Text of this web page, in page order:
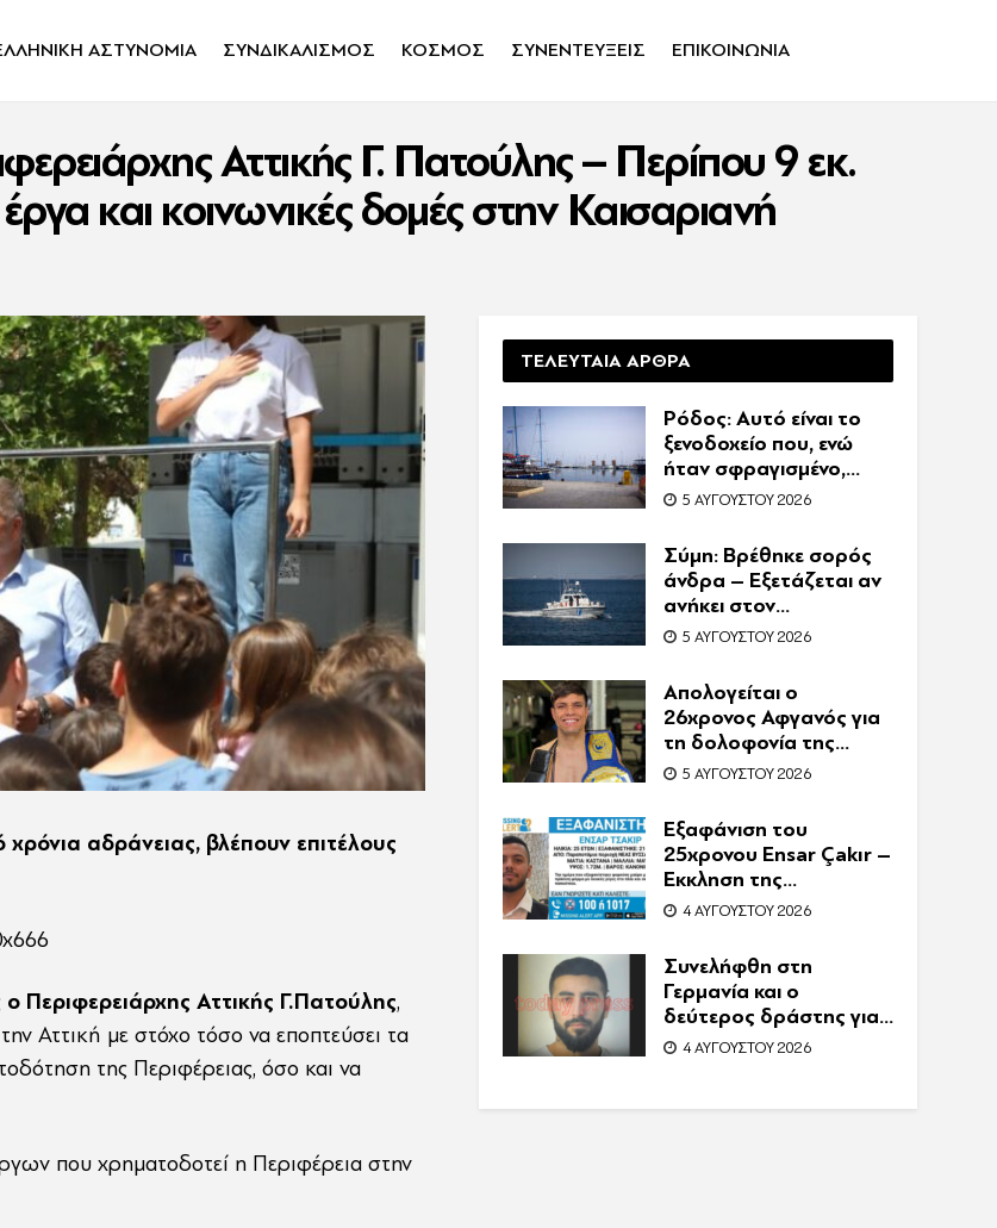
ΑΣΤΥΝΟΜΙΑ ΣΥΝΔΙΚΑΛΙΣΜΟΣ ΚΟΣΜΟΣ ΣΥΝΕΝΤΕΥΞΕΙΣ ΕΠΙΚΟΙΝΩΝΙΑ
Αττικής Γ. Πατούλης – Περίπου 9 εκ.
και κοινωνικές δομές στην Καισαριανή
αδράνειας, βλέπουν επιτέλους
ο Περιφερειάρχης Αττικής Γ.Πατούλης,
Αττική με στόχο τόσο να εποπτεύσει τα
της Περιφέρειας, όσο και να
που χρηματοδοτεί η Περιφέρεια στην
ΤΕΛΕΥΤΑΙΑ ΑΡΘΡΑ
Ρόδος: Αυτό είναι το
ξενοδοχείο που, ενώ
ήταν σφραγισμένο,
λειτουργούσε κανονικά
Συνελήφθη η
συνιδιοκτήτρια
5 ΑΥΓΟΎΣΤΟΥ 2026
Σύμη: Βρέθηκε σορός
άνδρα – Εξετάζεται αν
ανήκει στον
αγνοούμενο Γερμανό
5 ΑΥΓΟΎΣΤΟΥ 2026
Απολογείται ο
26χρονος Αφγανός για
τη δολοφονία της
Βρετανίδας στην
είχε γίνει ντοκιμαντέρ
5 ΑΥΓΟΎΣΤΟΥ 2026
Εξαφάνιση του
25χρονου Ensar Çakır –
Έκκληση της
οικογένειας για βοήθεια
4 ΑΥΓΟΎΣΤΟΥ 2026
Συνελήφθη στη
Γερμανία και ο
δεύτερος δράστης για
τη δολοφονία
4 ΑΥΓΟΎΣΤΟΥ 2026